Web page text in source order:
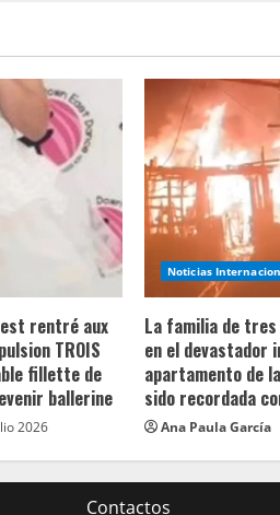
rentré aux
TROIS
fillette de
ballerine
2026
Noticias
La familia de
en el devastador
apartamento de
sido recordada
Ana Paula García
Contactos